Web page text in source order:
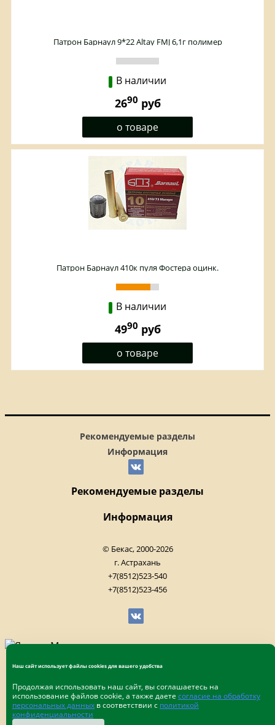
Патрон Барнаул 9*22 Altay FMJ 6,1г полимер
В наличии
2690 руб
о товаре
Патрон Барнаул 410к пуля Фостера оцинк.
В наличии
4990 руб
о товаре
Рекомендуемые разделы
Информация
Рекомендуемые разделы
Информация
© Бекас, 2000-2026
г. Астрахань
+7(8512)523-540
+7(8512)523-456
Наш сайт использует файлы cookies для вашего удобства
Продолжая использовать наш сайт, вы соглашаетесь на
использование файлов cookie, а также даете согласие на обработку
персональных данных в соответствии с политикой
конфиденциальности